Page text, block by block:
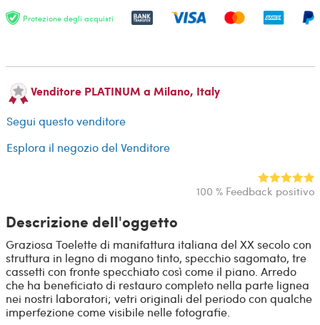
Protezione degli acquisti
Venditore PLATINUM a Milano, Italy
Segui questo venditore
Esplora il negozio del Venditore
100 % Feedback positivo
Descrizione dell'oggetto
Graziosa Toelette di manifattura italiana del XX secolo con
struttura in legno di mogano tinto, specchio sagomato, tre
cassetti con fronte specchiato così come il piano. Arredo
che ha beneficiato di restauro completo nella parte lignea
nei nostri laboratori; vetri originali del periodo con qualche
imperfezione come visibile nelle fotografie.